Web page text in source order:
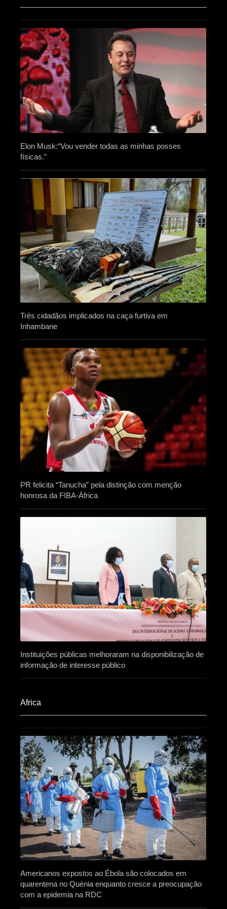
Elon Musk:“Vou vender todas as minhas posses
físicas.”
Três cidadãos implicados na caça furtiva em
Inhambane
PR felicita “Tanucha” pela distinção com menção
honrosa da FIBA-África
Instituições públicas melhoraram na disponibilização de
informação de interesse público
Africa​
Americanos expostos ao Ébola são colocados em
quarentena no Quénia enquanto cresce a preocupação
com a epidemia na RDC